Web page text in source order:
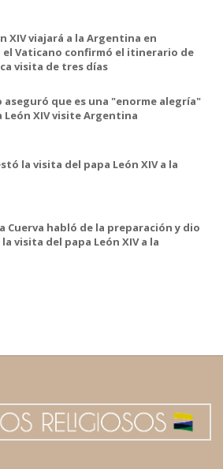
XIV viajará a la Argentina en
el Vaticano confirmó el itinerario de
visita de tres días
aseguró que es una "enorme alegría"
León XIV visite Argentina
la visita del papa León XIV a la
Cuerva habló de la preparación y dio
visita del papa León XIV a la